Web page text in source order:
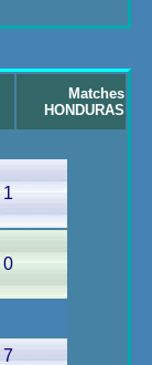
Matches
HONDURAS
1
0
7